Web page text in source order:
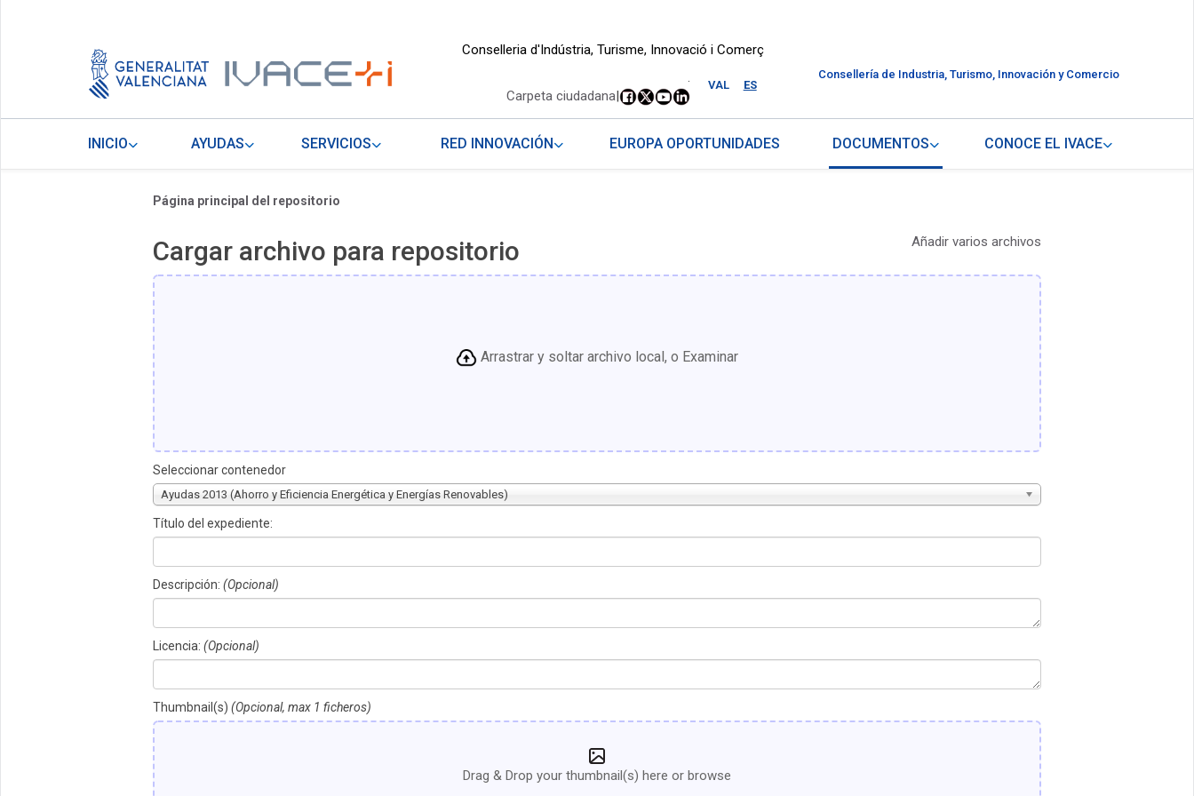
Conselleria d'Indústria, Turisme, Innovació i Comerç
VAL ES
.
Carpeta ciudadana|
Consellería de Industria, Turismo, Innovación y Comercio
INICIO AYUDAS SERVICIOS RED INNOVACIÓN EUROPA OPORTUNIDADES DOCUMENTOS CONOCE EL IVACE
Página principal del repositorio
Cargar archivo para repositorio Añadir varios archivos
Arrastrar y soltar archivo local, o Examinar
Seleccionar contenedor
Ayudas 2013 (Ahorro y Eficiencia Energética y Energías Renovables)
Título del expediente:
Descripción: (Opcional)
Licencia: (Opcional)
Thumbnail(s) (Opcional, max 1 ficheros)
Drag & Drop your thumbnail(s) here or browse